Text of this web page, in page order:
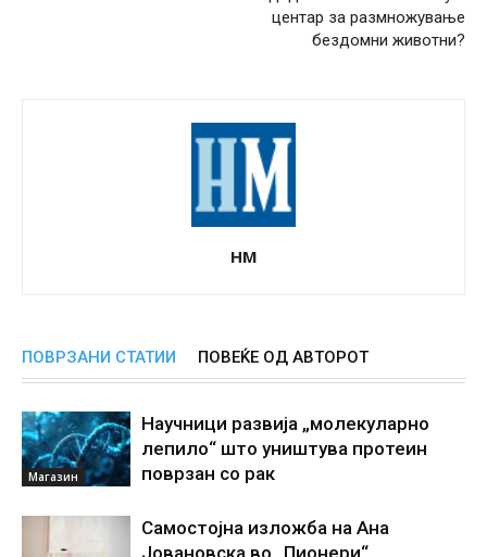
центар за размножување
бездомни животни?
НМ
ПОВРЗАНИ СТАТИИ ПОВЕЌЕ ОД АВТОРОТ
Магазин
Научници развија „молекуларно
лепило“ што уништува протеин
поврзан со рак
Самостојна изложба на Ана
Јовановска во „Пионери“